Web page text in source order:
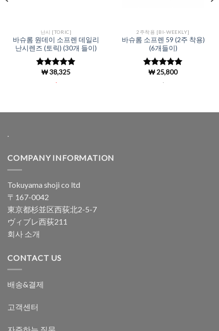
난시 [TORIC]
바슈롬 원데이 소프렌 데일리
난시렌즈 (토릭) (30개 들이)
5 중에서
로 평
₩38,325
2주착용 [BI-WEEKLY]
바슈롬 소프렌 59 (2주 착용)
(6개들이)
5 중에서
로 평
₩25,800
.
COMPANY INFORMATION
Tokuyama shoji co ltd
〒167-0042
東京都杉並区西荻北2-5-7
ヴィブレ西荻211
회사 소개
CONTACT US
배송&결제
고객센터